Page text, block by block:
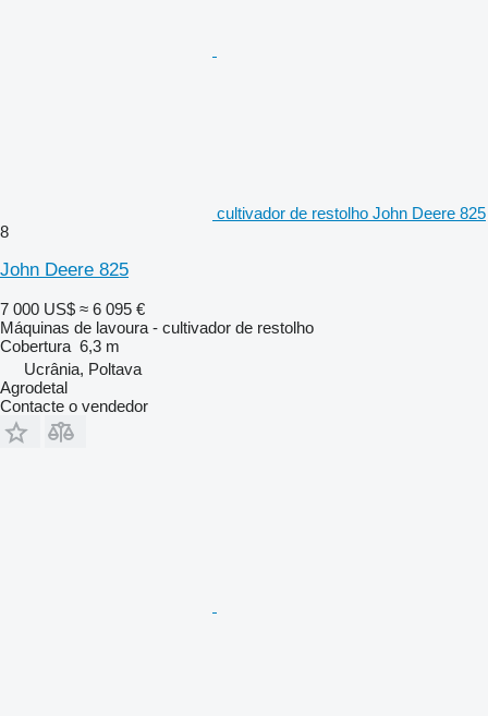
cultivador de restolho John Deere 825
8
John Deere 825
7 000 US$ ≈ 6 095 €
Máquinas de lavoura - cultivador de restolho
Cobertura 6,3 m
Ucrânia, Poltava
Agrodetal
Contacte o vendedor